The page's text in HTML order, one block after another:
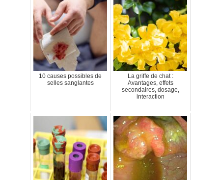
10 causes possibles de
selles sanglantes
La griffe de chat :
Avantages, effets
secondaires, dosage,
interaction